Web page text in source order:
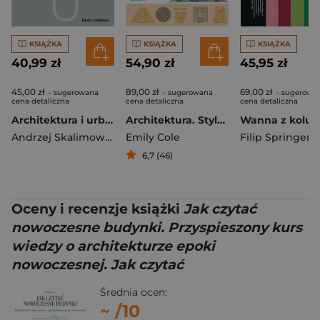
KSIĄŻKA
40,99 zł
45,00 zł - sugerowana
cena detaliczna
Architektura i urbanistyka w dokumentach KC PZPR
Andrzej Skalimowski
KSIĄŻKA
54,90 zł
89,00 zł - sugerowana
cena detaliczna
Architektura. Style i detale
Emily Cole
6,7 (46)
KSIĄŻKA
45,95 zł
69,00 zł -
cena detaliczna
Filip Springer
Oceny i recenzje książki Jak czytać
nowoczesne budynki. Przyspieszony kurs
wiedzy o architekturze epoki
nowoczesnej. Jak czytać
Średnia ocen:
~ /10